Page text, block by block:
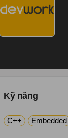
Kỹ năng
C++ Embedded